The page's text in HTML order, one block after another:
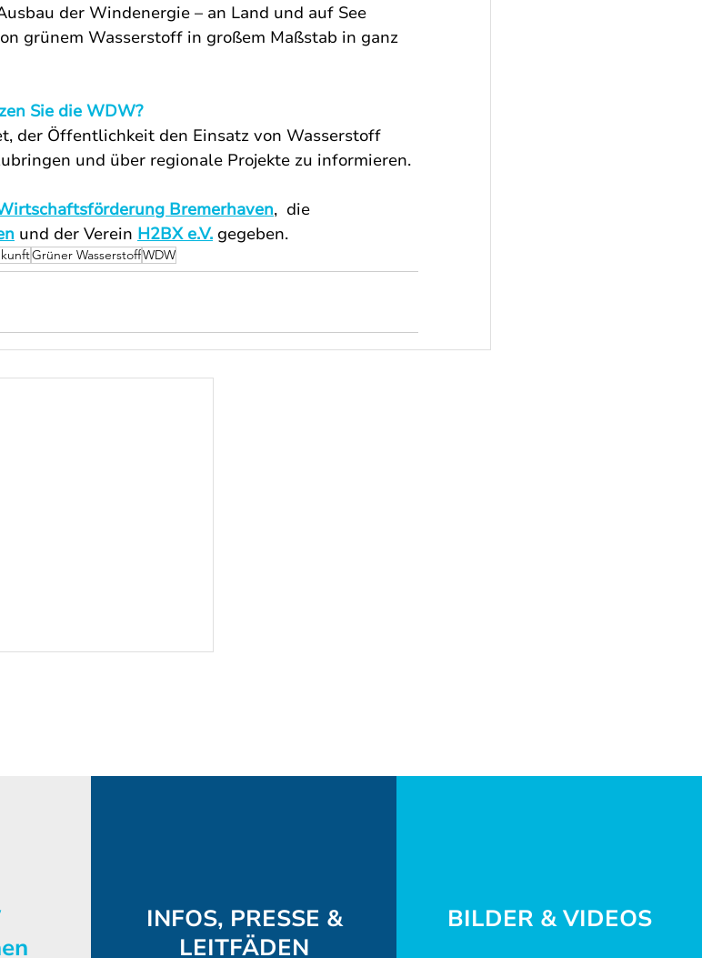
der Windenergie – an Land und auf See
grünem Wasserstoff in großem Maßstab in ganz
Sie die WDW?
der Öffentlichkeit den Einsatz von Wasserstoff
und über regionale Projekte zu informieren.
Bremerhaven,  die
und der Verein H2BX e.V. gegeben.
Grüner WasserstoffWDW
Reise
INFOS, PRESSE &
LEITFÄDEN
BILDER & VIDEOS